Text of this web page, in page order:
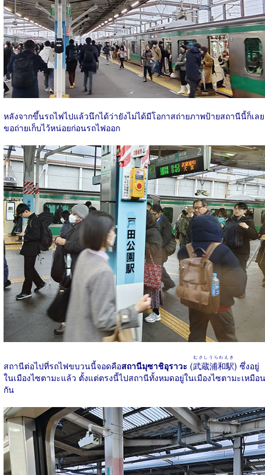
หลังจากขึ้นรถไฟไปแล้วนึกได้ว่ายังไม่ได้มีโอกาสถ่ายภาพป้ายสถานีนี้ก็เลย
ขอถ่ายเก็บไว้หน่อยก่อนรถไฟออก
สถานีต่อไปที่รถไฟขบวนนี้จอดคือสถานีมุซาชิอุราวะ (武蔵浦和駅
むさしうらわえき
) ซึ่งอยู่
ในเมืองไซตามะแล้ว ตั้งแต่ตรงนี้ไปสถานีทั้งหมดอยู่ในเมืองไซตามะเหมือน
กัน